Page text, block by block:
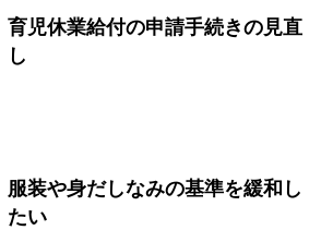
育児休業給付の申請手続きの見直
し
服装や身だしなみの基準を緩和し
たい